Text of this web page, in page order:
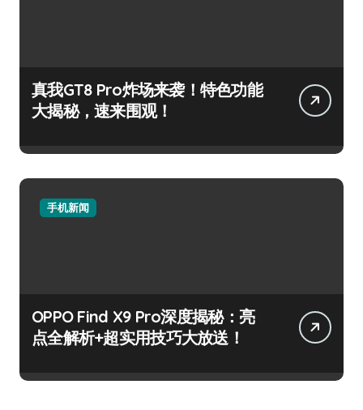
真我GT8 Pro炸场来袭！特色功能
大揭秘，速来围观！
手机新闻
OPPO Find X9 Pro深度揭秘：亮
点全解析+超实用技巧大放送！